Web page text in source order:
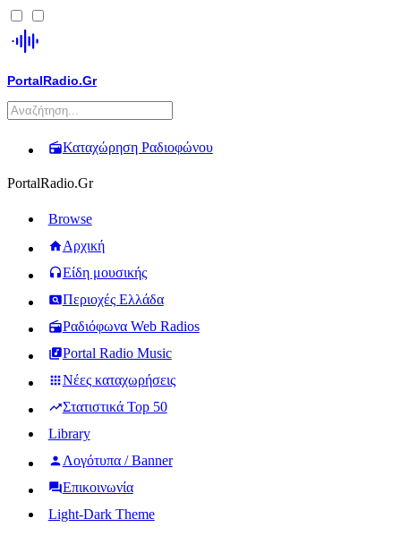
PortalRadio.Gr
Καταχώρηση Ραδιοφώνου
PortalRadio.Gr
Browse
Αρχική
Είδη μουσικής
Περιοχές Ελλάδα
Ραδιόφωνα Web Radios
Portal Radio Music
Νέες καταχωρήσεις
Στατιστικά Top 50
Library
Λογότυπα / Banner
Επικοινωνία
Light-Dark Theme